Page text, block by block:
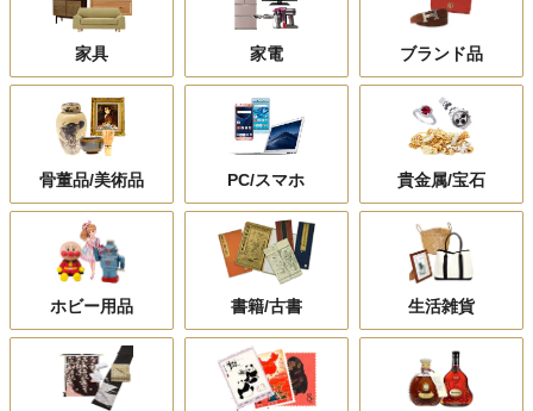
家具 家電 ブランド品
骨董品/美術品 PC/スマホ 貴金属/宝石
ホビー用品 書籍/古書 生活雑貨